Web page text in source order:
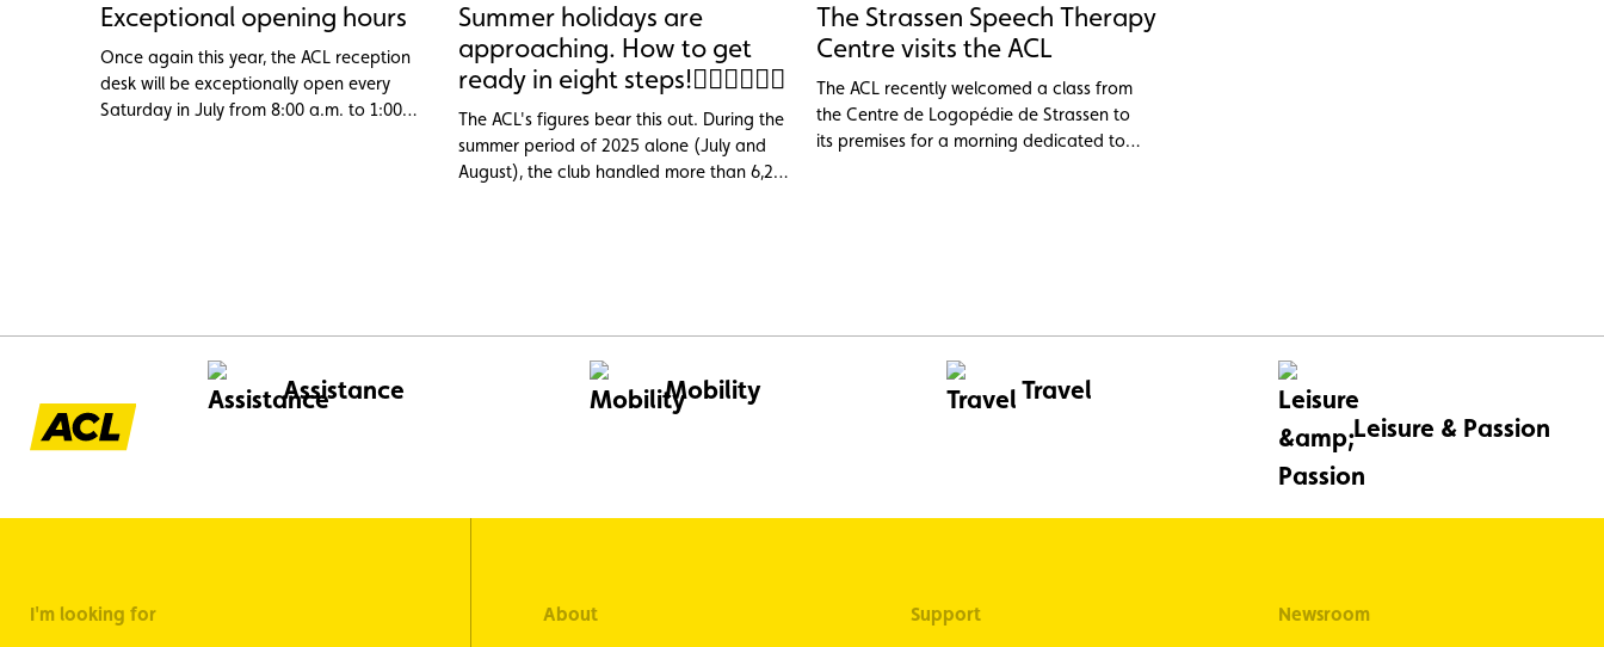
Exceptional opening hours
Once again this year, the ACL reception
desk will be exceptionally open every
Saturday in July from 8:00 a.m. to 1:00
Summer holidays are
approaching. How to get
ready in eight steps!
The ACL's figures bear this out. During the
summer period of 2025 alone (July and
August), the club handled more than 6,200
through preventive maintenance.
The Strassen Speech Therapy
Centre visits the ACL
The ACL recently welcomed a class from
the Centre de Logopédie de Strassen to
its premises for a morning dedicated to
Assistance Mobility
Travel
Leisure & Passion
I'm looking for About Support Newsroom